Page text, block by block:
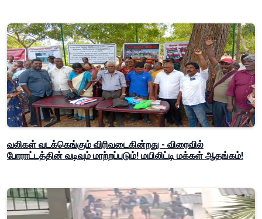
வலிகள் வடக்கெங்கும் விரிவடைகின்றது - விரைவில்
போராட்டத்தின் வடிவும் மாற்றப்படும்! மயிலிட்டி மக்கள் ஆதங்கம்!